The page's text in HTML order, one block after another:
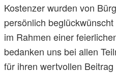
Kostenzer wurden von
persönlich
im Rahmen einer
bedanken uns bei allen
für ihren wertvollen